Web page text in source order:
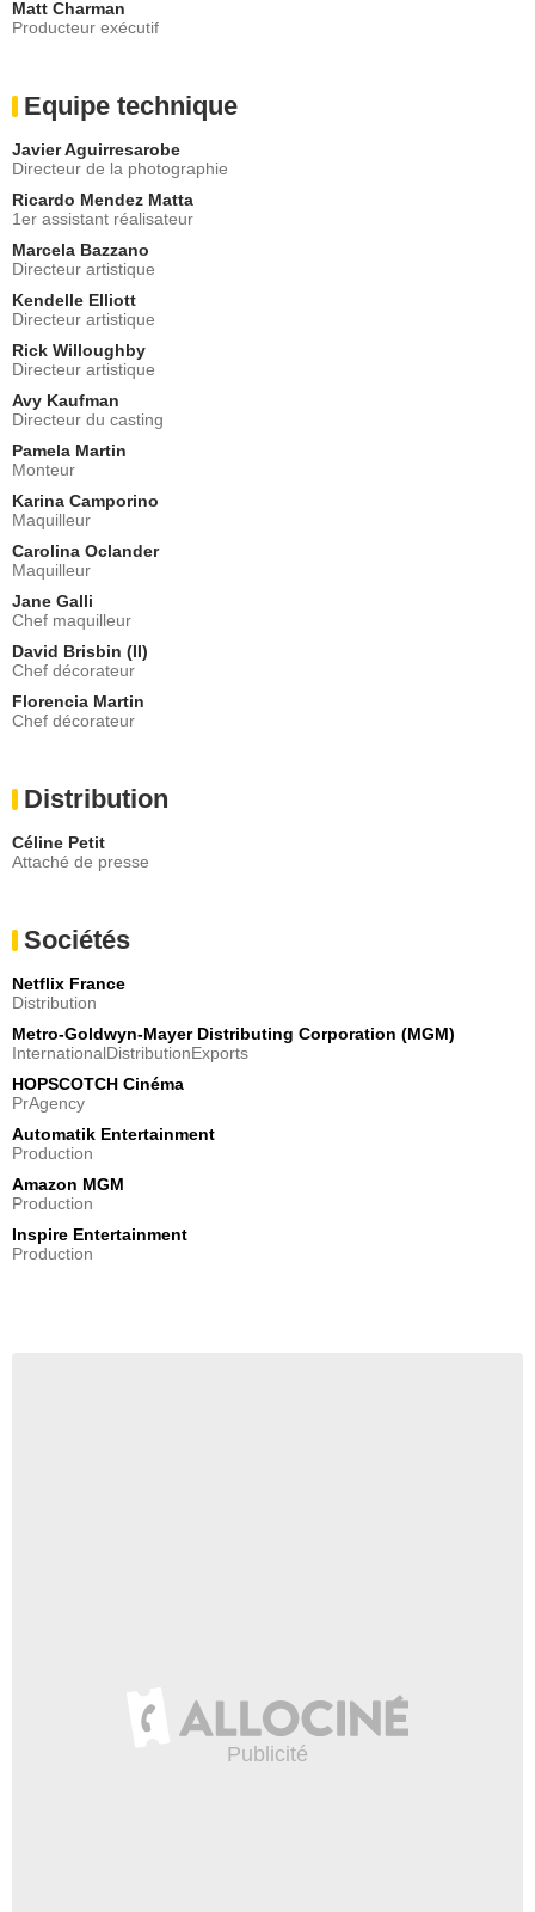
Matt Charman
Producteur exécutif
Equipe technique
Javier Aguirresarobe
Directeur de la photographie
Ricardo Mendez Matta
1er assistant réalisateur
Marcela Bazzano
Directeur artistique
Kendelle Elliott
Directeur artistique
Rick Willoughby
Directeur artistique
Avy Kaufman
Directeur du casting
Pamela Martin
Monteur
Karina Camporino
Maquilleur
Carolina Oclander
Maquilleur
Jane Galli
Chef maquilleur
David Brisbin (II)
Chef décorateur
Florencia Martin
Chef décorateur
Distribution
Céline Petit
Attaché de presse
Sociétés
Netflix France
Distribution
Metro-Goldwyn-Mayer Distributing Corporation (MGM)
InternationalDistributionExports
HOPSCOTCH Cinéma
PrAgency
Automatik Entertainment
Production
Amazon MGM
Production
Inspire Entertainment
Production